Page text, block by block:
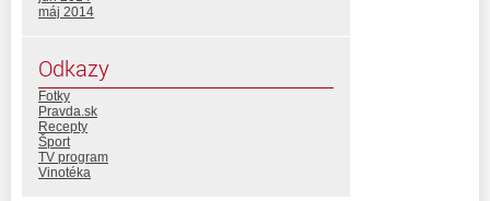
máj 2014
Odkazy
Fotky
Pravda.sk
Recepty
Šport
TV program
Vinotéka